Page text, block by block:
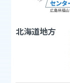
北海道地方